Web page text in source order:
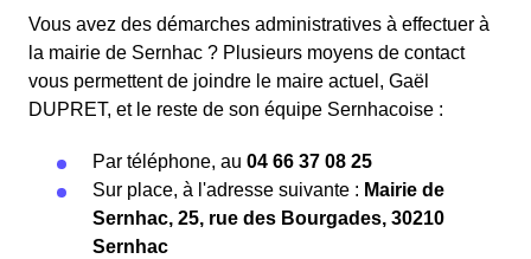
Vous avez des démarches administratives à effectuer à
la mairie de Sernhac ? Plusieurs moyens de contact
vous permettent de joindre le maire actuel, Gaël
DUPRET, et le reste de son équipe Sernhacoise :
Par téléphone, au 04 66 37 08 25
Sur place, à l'adresse suivante : Mairie de
Sernhac, 25, rue des Bourgades, 30210
Sernhac